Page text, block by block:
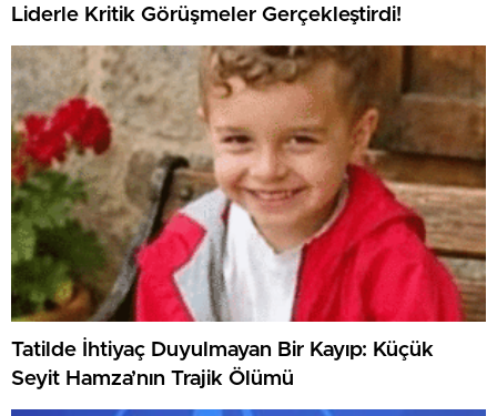
Liderle Kritik Görüşmeler Gerçekleştirdi!
Tatilde İhtiyaç Duyulmayan Bir Kayıp: Küçük
Seyit Hamza’nın Trajik Ölümü